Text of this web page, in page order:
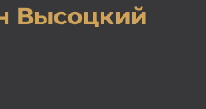
Высоцкий